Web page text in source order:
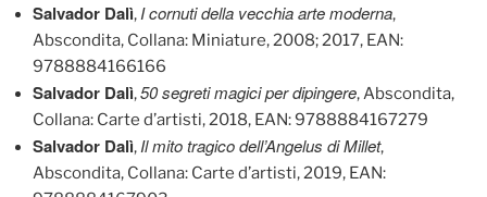
Salvador Dalì,I cornuti della vecchia arte moderna,
Abscondita, Collana: Miniature, 2008; 2017, EAN:
9788884166166
Salvador Dalì,50 segreti magici per dipingere, Abscondita,
Collana: Carte d’artisti, 2018, EAN: 9788884167279
Salvador Dalì,Il mito tragico dell’Angelus di Millet,
Abscondita, Collana: Carte d’artisti, 2019, EAN: